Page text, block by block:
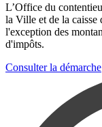
L’Office du
la Ville et de la caisse
l'exception des
d'impôts.
Consulter la démarche